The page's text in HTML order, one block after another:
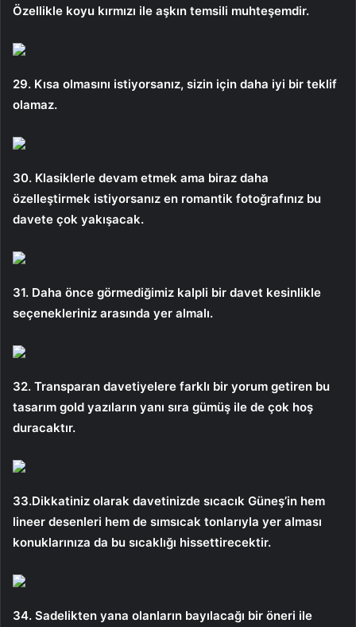
Özellikle koyu kırmızı ile aşkın temsili muhteşemdir.
29. Kısa olmasını istiyorsanız, sizin için daha iyi bir teklif
olamaz.
30. Klasiklerle devam etmek ama biraz daha
özelleştirmek istiyorsanız en romantik fotoğrafınız bu
davete çok yakışacak.
31. Daha önce görmediğimiz kalpli bir davet kesinlikle
seçenekleriniz arasında yer almalı.
32. Transparan davetiyelere farklı bir yorum getiren bu
tasarım gold yazıların yanı sıra gümüş ile de çok hoş
duracaktır.
33.Dikkatiniz olarak davetinizde sıcacık Güneş’in hem
lineer desenleri hem de sımsıcak tonlarıyla yer alması
konuklarınıza da bu sıcaklığı hissettirecektir.
34. Sadelikten yana olanların bayılacağı bir öneri ile